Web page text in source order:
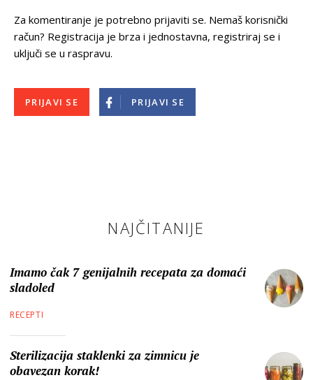
Za komentiranje je potrebno prijaviti se. Nemaš korisnički
račun? Registracija je brza i jednostavna, registriraj se i
uključi se u raspravu.
PRIJAVI SE PRIJAVI SE
NAJČITANIJE
Imamo čak 7 genijalnih recepata za domaći
sladoled
RECEPTI
Sterilizacija staklenki za zimnicu je
obavezan korak!